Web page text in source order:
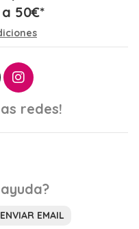
50€*
redes!
ENVIAR EMAIL